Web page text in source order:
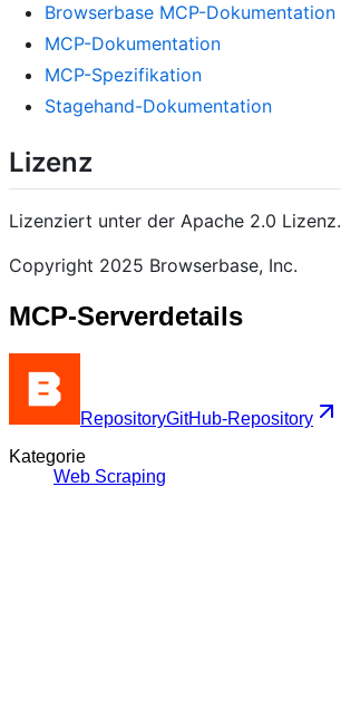
Browserbase MCP-Dokumentation
MCP-Dokumentation
MCP-Spezifikation
Stagehand-Dokumentation
Lizenz
Lizenziert unter der Apache 2.0 Lizenz.
Copyright 2025 Browserbase, Inc.
MCP-Serverdetails
RepositoryGitHub-Repository
Kategorie
Web Scraping